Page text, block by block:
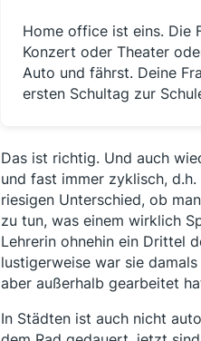
Home office ist eins. Die
Konzert oder Theater
Auto und fährst. Deine
ersten Schultag zur
Das ist richtig. Und auch
und fast immer zyklisch,
riesigen Unterschied, ob
zu tun, was einem wirklich
Lehrerin ohnehin ein Drittel
lustigerweise war sie
aber außerhalb gearbeitet
In Städten ist auch nicht